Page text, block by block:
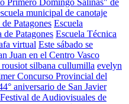
Primero Domingo Salinas" de
municipal de canotaje
Patagones Escuela
de Patagones Escuela Técnica
virtual Este sábado se
Juan en el Centro Vasco
silbana cullumilla evelyn
Concurso Provincial del
aniversario de San Javier
de Audiovisuales de